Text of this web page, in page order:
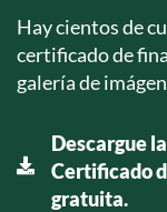
Hay cientos de
certificado de
galería de
Descargue
Certificado
gratuita.